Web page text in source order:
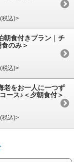
税込)>
朝食付きプラン｜チ
のみ＞
税込)>
老をお一人に一つず
ース♪＜夕朝食付＞
税込)>